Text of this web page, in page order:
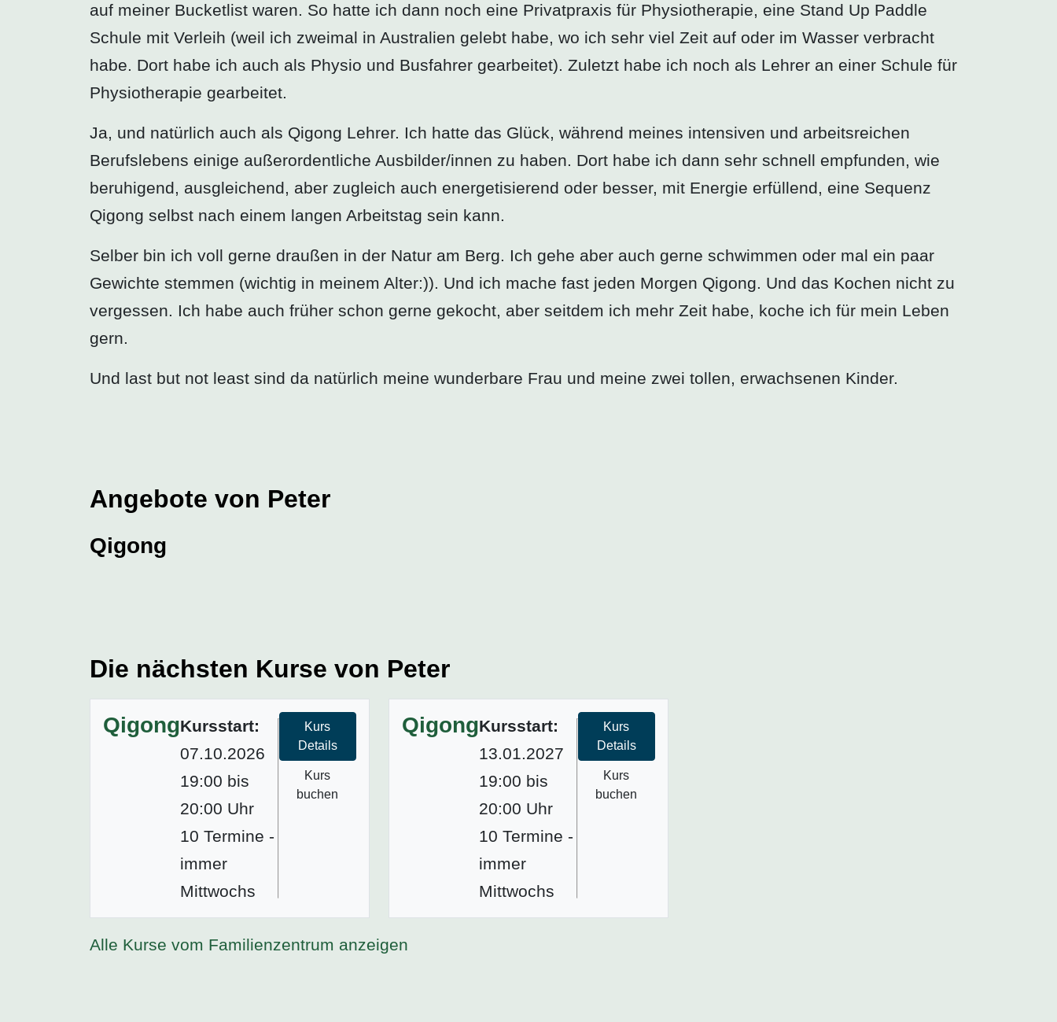
auf meiner Bucketlist waren. So hatte ich dann noch eine Privatpraxis für Physiotherapie, eine Stand Up Paddle
Schule mit Verleih (weil ich zweimal in Australien gelebt habe, wo ich sehr viel Zeit auf oder im Wasser verbracht
habe. Dort habe ich auch als Physio und Busfahrer gearbeitet). Zuletzt habe ich noch als Lehrer an einer Schule für
Physiotherapie gearbeitet.
Ja, und natürlich auch als Qigong Lehrer. Ich hatte das Glück, während meines intensiven und arbeitsreichen
Berufslebens einige außerordentliche Ausbilder/innen zu haben. Dort habe ich dann sehr schnell empfunden, wie
beruhigend, ausgleichend, aber zugleich auch energetisierend oder besser, mit Energie erfüllend, eine Sequenz
Qigong selbst nach einem langen Arbeitstag sein kann.
Selber bin ich voll gerne draußen in der Natur am Berg. Ich gehe aber auch gerne schwimmen oder mal ein paar
Gewichte stemmen (wichtig in meinem Alter:)). Und ich mache fast jeden Morgen Qigong. Und das Kochen nicht zu
vergessen. Ich habe auch früher schon gerne gekocht, aber seitdem ich mehr Zeit habe, koche ich für mein Leben
gern.
Und last but not least sind da natürlich meine wunderbare Frau und meine zwei tollen, erwachsenen Kinder.
Angebote von Peter
Qigong
Die nächsten Kurse von Peter
QigongKursstart:
07.10.2026
19:00 bis
20:00 Uhr
10 Termine -
immer
Mittwochs
Kurs
Details
Kurs
buchen
QigongKursstart:
13.01.2027
19:00 bis
20:00 Uhr
10 Termine -
immer
Mittwochs
Kurs
Details
Kurs
buchen
Alle Kurse vom Familienzentrum anzeigen